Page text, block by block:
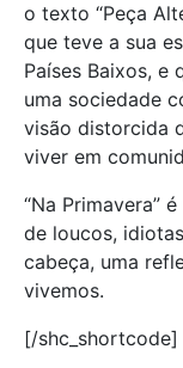
o texto “Peça
que teve a sua
Países Baixos, e
uma sociedade
visão distorcida
viver em
“Na Primavera”
de loucos,
cabeça, uma
vivemos.
[/shc_shortcode]